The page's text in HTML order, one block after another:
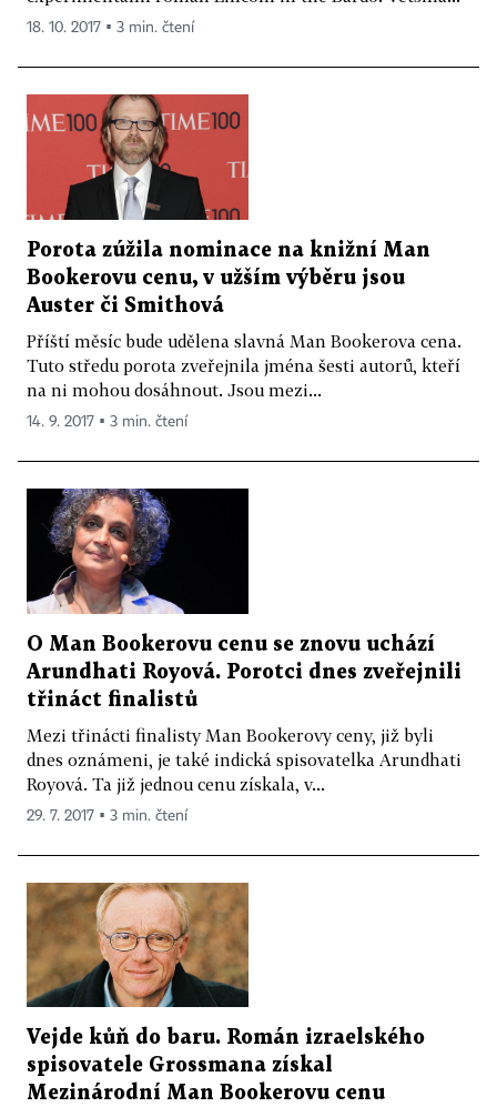
18. 10. 2017 ▪ 3 min. čtení
Porota zúžila nominace na knižní Man
Bookerovu cenu, v užším výběru jsou
Auster či Smithová
Příští měsíc bude udělena slavná Man Bookerova cena.
Tuto středu porota zveřejnila jména šesti autorů, kteří
na ni mohou dosáhnout. Jsou mezi...
14. 9. 2017 ▪ 3 min. čtení
O Man Bookerovu cenu se znovu uchází
Arundhati Royová. Porotci dnes zveřejnili
třináct finalistů
Mezi třinácti finalisty Man Bookerovy ceny, již byli
dnes oznámeni, je také indická spisovatelka Arundhati
Royová. Ta již jednou cenu získala, v...
29. 7. 2017 ▪ 3 min. čtení
Vejde kůň do baru. Román izraelského
spisovatele Grossmana získal
Mezinárodní Man Bookerovu cenu